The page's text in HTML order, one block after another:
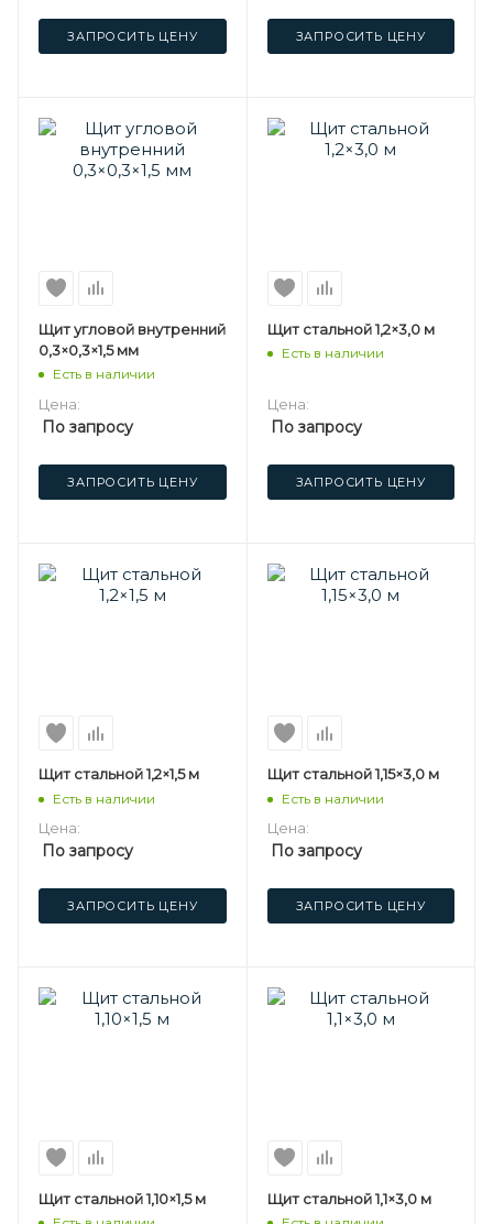
ЗАПРОСИТЬ ЦЕНУ ЗАПРОСИТЬ ЦЕНУ
Щит угловой внутренний
0,3×0,3×1,5 мм
Есть в наличии
Цена:
По запросу
ЗАПРОСИТЬ ЦЕНУ
Щит стальной 1,2×3,0 м
Есть в наличии
Цена:
По запросу
ЗАПРОСИТЬ ЦЕНУ
Щит стальной 1,2×1,5 м
Есть в наличии
Цена:
По запросу
ЗАПРОСИТЬ ЦЕНУ
Щит стальной 1,15×3,0 м
Есть в наличии
Цена:
По запросу
ЗАПРОСИТЬ ЦЕНУ
Щит стальной 1,10×1,5 м Щит стальной 1,1×3,0 м